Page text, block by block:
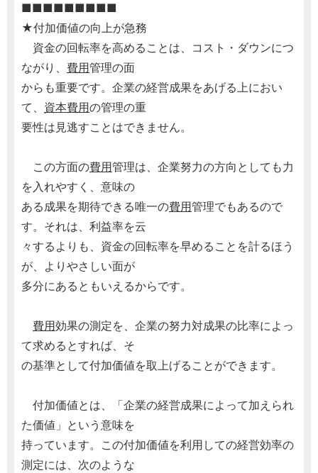
■■■■■■■■■
★付加価値の向上が急務
資金の回転率を高めることは、コスト・ダウンにつ
ながり、 費用管理の面
からも重要です。企業の経営成果をあげる上におい
て、 資本費用の管理の重
要性は見逃すことはできません。
この方面の費用管理は、企業努力の方向としても力
を入れやすく、意味の
ある成果を期待できる唯一の費用管理でもあるので
す。それは、利益率を云
々するよりも、資金の回転率を早めることを計るほう
が、よりやさしい面が
多分にあるともいえるからです。
費用効果の測定を、企業の努力対成果の比率によっ
て求めるとすれば、そ
の基準として付加価値を取上げることができます。
付加価値とは、「企業の経営成果によって加えられ
た価値」という意味を
持っています。この付加価値を利用しての経営効率の
測定には、次のような